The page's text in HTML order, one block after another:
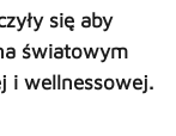
się aby
światowym
i wellnessowej.